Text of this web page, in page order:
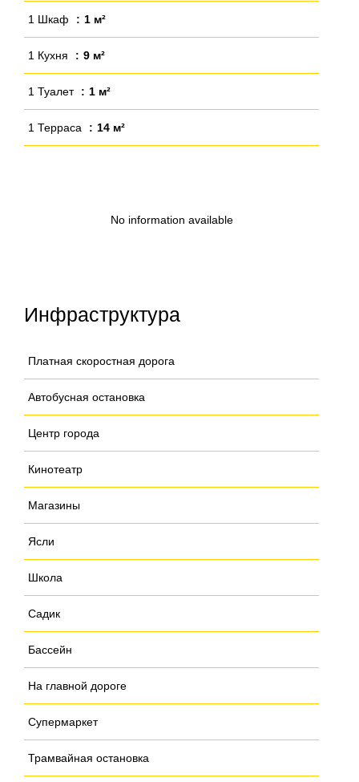
1 Шкаф 1 м²
1 Кухня 9 м²
1 Туалет 1 м²
1 Терраса 14 м²
No information available
Инфраструктура
Платная скоростная дорога
Автобусная остановка
Центр города
Кинотеатр
Магазины
Ясли
Школа
Садик
Бассейн
На главной дороге
Супермаркет
Трамвайная остановка